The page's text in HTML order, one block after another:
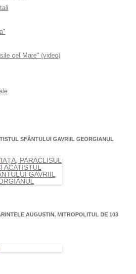
cel Mare" (video)
SFÂNTULUI GAVRIIL GEORGIANUL
AUGUSTIN, MITROPOLITUL DE 103